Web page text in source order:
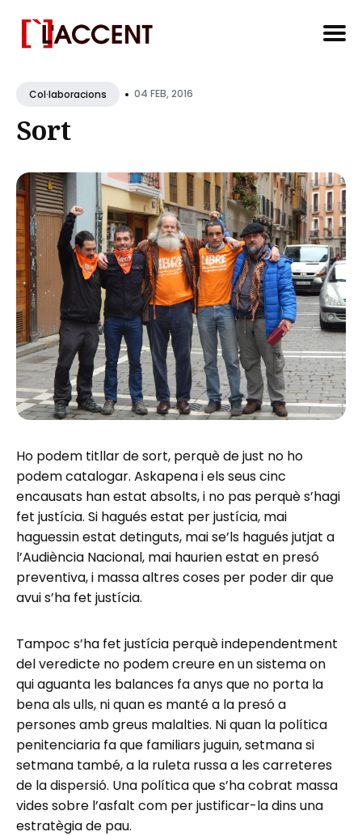
forCol·laboracions • 04 FEB, 2016
Sort
Ho podem titllar de sort, perquè de just no ho
podem catalogar. Askapena i els seus cinc
encausats han estat absolts, i no pas perquè s’hagi
fet justícia. Si hagués estat per justícia, mai
haguessin estat detinguts, mai se’ls hagués jutjat a
l’Audiència Nacional, mai haurien estat en presó
preventiva, i massa altres coses per poder dir que
avui s’ha fet justícia.
Tampoc s’ha fet justícia perquè independentment
del veredicte no podem creure en un sistema on
qui aguanta les balances fa anys que no porta la
bena als ulls, ni quan es manté a la presó a
persones amb greus malalties. Ni quan la política
penitenciaria fa que familiars juguin, setmana si
setmana també, a la ruleta russa a les carreteres
de la dispersió. Una política que s’ha cobrat massa
vides sobre l’asfalt com per justificar-la dins una
estratègia de pau.